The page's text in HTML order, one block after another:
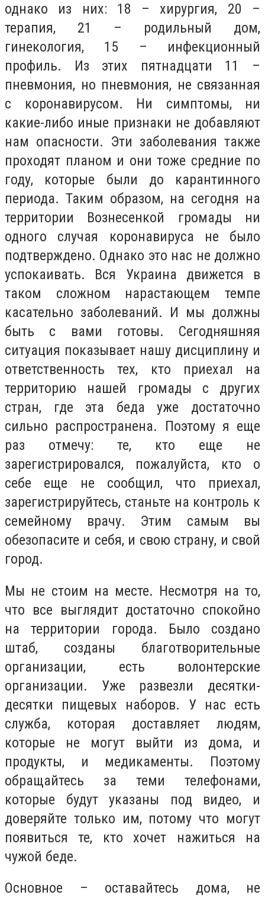
однако из них: 18 – хирургия, 20 –
терапия, 21 – родильный дом,
гинекология, 15 – инфекционный
профиль. Из этих пятнадцати 11 –
пневмония, но пневмония, не связанная
с коронавирусом. Ни симптомы, ни
какие-либо иные признаки не добавляют
нам опасности. Эти заболевания также
проходят планом и они тоже средние по
году, которые были до карантинного
периода. Таким образом, на сегодня на
территории Вознесенкой громады ни
одного случая коронавируса не было
подтверждено. Однако это нас не должно
успокаивать. Вся Украина движется в
таком сложном нарастающем темпе
касательно заболеваний. И мы должны
быть с вами готовы. Сегодняшняя
ситуация показывает нашу дисциплину и
ответственность тех, кто приехал на
территорию нашей громады с других
стран, где эта беда уже достаточно
сильно распространена. Поэтому я еще
раз отмечу: те, кто еще не
зарегистрировался, пожалуйста, кто о
себе еще не сообщил, что приехал,
зарегистрируйтесь, станьте на контроль к
семейному врачу. Этим самым вы
обезопасите и себя, и свою страну, и свой
город.
Мы не стоим на месте. Несмотря на то,
что все выглядит достаточно спокойно
на территории города. Было создано
штаб, созданы благотворительные
организации, есть волонтерские
организации. Уже развезли десятки-
десятки пищевых наборов. У нас есть
служба, которая доставляет людям,
которые не могут выйти из дома, и
продукты, и медикаменты. Поэтому
обращайтесь за теми телефонами,
которые будут указаны под видео, и
доверяйте только им, потому что могут
появиться те, кто хочет нажиться на
чужой беде.
Основное – оставайтесь дома, не